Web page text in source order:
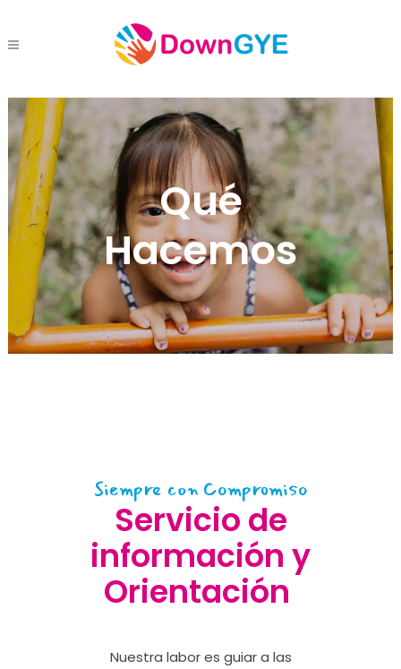
Qué
Hacemos
Siempre con Compromiso
Servicio de
información y
Orientación
Nuestra labor es guiar a las